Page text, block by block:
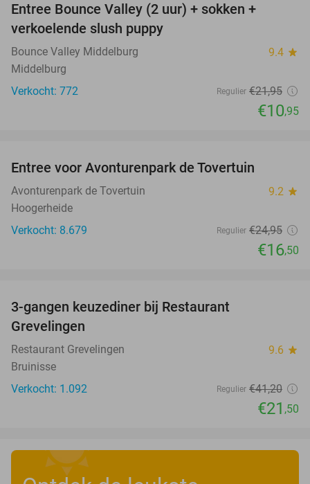
Entree Bounce Valley (2 uur) + sokken +
verkoelende slush puppy
Bounce Valley Middelburg 9.4 star
Middelburg
Verkocht: 772
Regulier €21,95
€10,95
Entree voor Avonturenpark de Tovertuin
Avonturenpark de Tovertuin 9.2 star
Hoogerheide
Verkocht: 8.679
Regulier €24,95
€16,50
3-gangen keuzediner bij Restaurant
Grevelingen
Restaurant Grevelingen 9.6 star
Bruinisse
Verkocht: 1.092
Regulier €41,20
€21 ,50